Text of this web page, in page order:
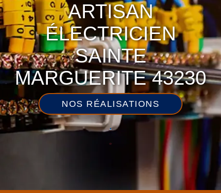
ARTISAN
ÉLECTRICIEN
SAINTE
MARGUERITE 43230
NOS RÉALISATIONS